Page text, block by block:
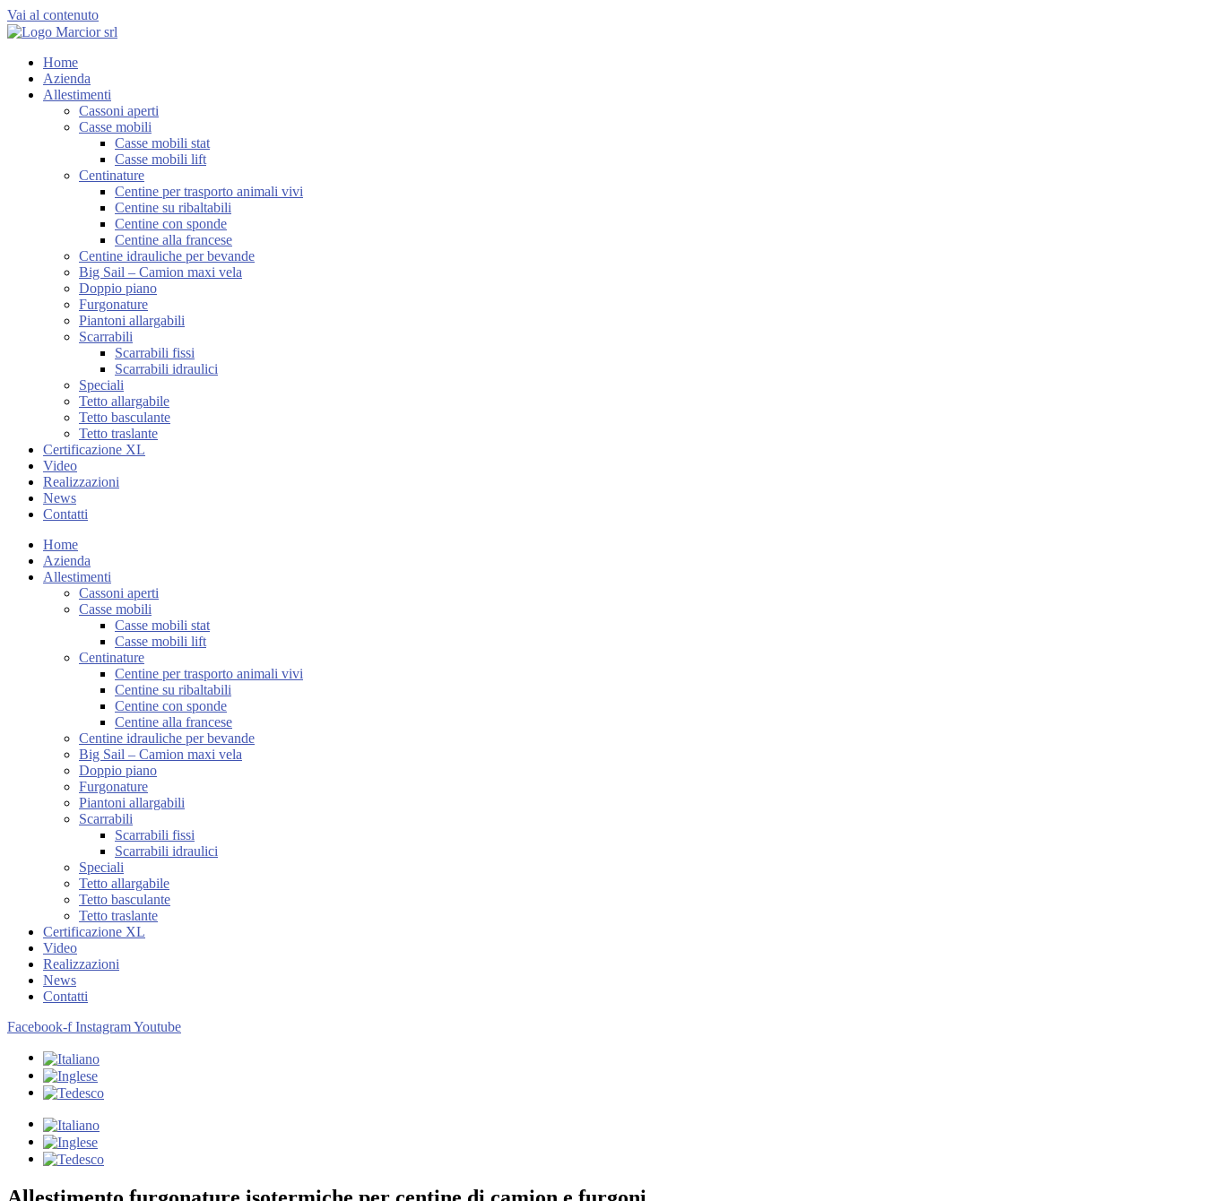
Vai al contenuto
Home
Azienda
Allestimenti
Cassoni aperti
Casse mobili
Casse mobili stat
Casse mobili lift
Centinature
Centine per trasporto animali vivi
Centine su ribaltabili
Centine con sponde
Centine alla francese
Centine idrauliche per bevande
Big Sail – Camion maxi vela
Doppio piano
Furgonature
Piantoni allargabili
Scarrabili
Scarrabili fissi
Scarrabili idraulici
Speciali
Tetto allargabile
Tetto basculante
Tetto traslante
Certificazione XL
Video
Realizzazioni
News
Contatti
Home
Azienda
Allestimenti
Cassoni aperti
Casse mobili
Casse mobili stat
Casse mobili lift
Centinature
Centine per trasporto animali vivi
Centine su ribaltabili
Centine con sponde
Centine alla francese
Centine idrauliche per bevande
Big Sail – Camion maxi vela
Doppio piano
Furgonature
Piantoni allargabili
Scarrabili
Scarrabili fissi
Scarrabili idraulici
Speciali
Tetto allargabile
Tetto basculante
Tetto traslante
Certificazione XL
Video
Realizzazioni
News
Contatti
Facebook-f InstagramYoutube